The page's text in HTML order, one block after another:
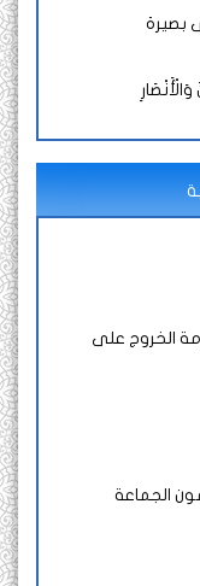
بصيرة
الخروج على
الجماعة